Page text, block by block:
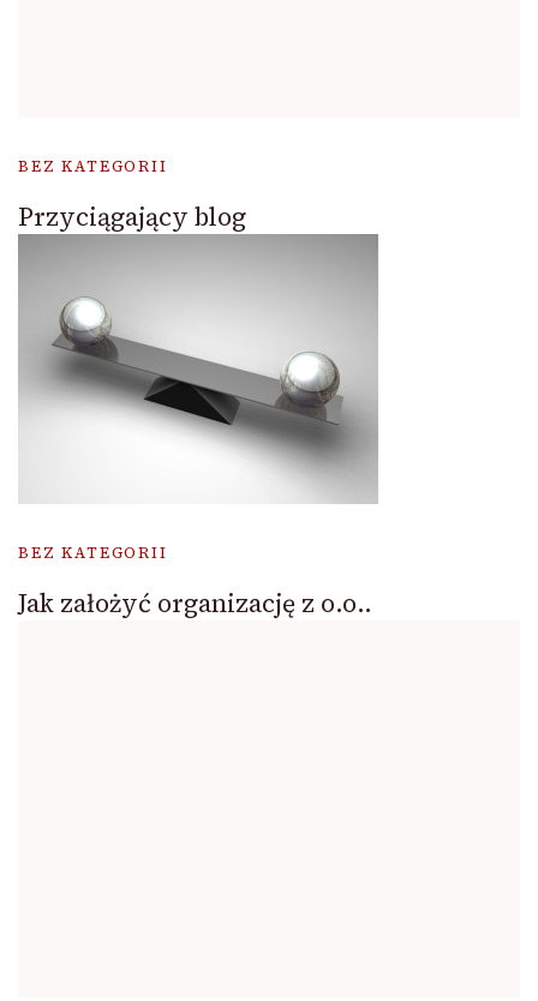
BEZ KATEGORII
Przyciągający blog
BEZ KATEGORII
Jak założyć organizację z o.o..